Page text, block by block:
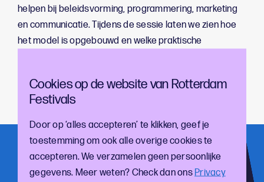
Cookies op de website van Rotterdam
Festivals
Door op ‘alles accepteren’ te klikken, geef je
toestemming om ook alle overige cookies te
accepteren. We verzamelen geen persoonlijke
gegevens. Meer weten? Check dan onsPrivacy
helpen bij beleidsvorming, programmering, marketing
en communicatie. Tijdens de sessie laten we zien hoe
het model is opgebouwd en welke praktische
Meld je viadeze link
Meld je aan voor onze nieuwsbrief!
En blijf op de hoogte van de laatste cultuur- en